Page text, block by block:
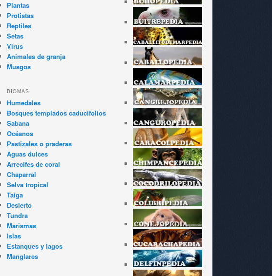
Plantas
Protistas
Reptiles
Setas
Virus
Animales de granja
Musgos
BIOMAS
Humedales
Bosques templados caducifolios
Sabana
Océanos
Pastizales o praderas
Aguas dulces
Arrecifes de coral
Chaparral
Selva tropical
Taiga
Desierto
Tundra
Marismas
Islas
Estanques y lagos
Manglares